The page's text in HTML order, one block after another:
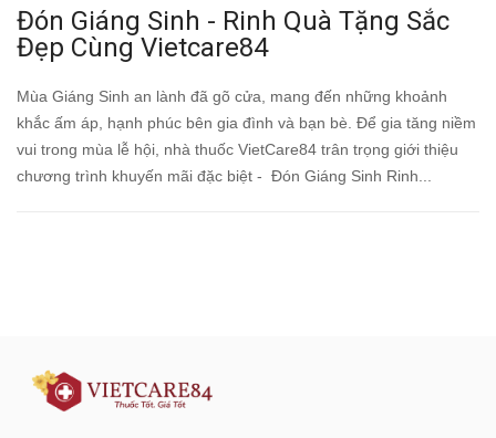
Đón Giáng Sinh - Rinh Quà Tặng Sắc
Đẹp Cùng Vietcare84
Mùa Giáng Sinh an lành đã gõ cửa, mang đến những khoảnh
khắc ấm áp, hạnh phúc bên gia đình và bạn bè. Để gia tăng niềm
vui trong mùa lễ hội, nhà thuốc VietCare84 trân trọng giới thiệu
chương trình khuyến mãi đặc biệt - Đón Giáng Sinh Rinh...